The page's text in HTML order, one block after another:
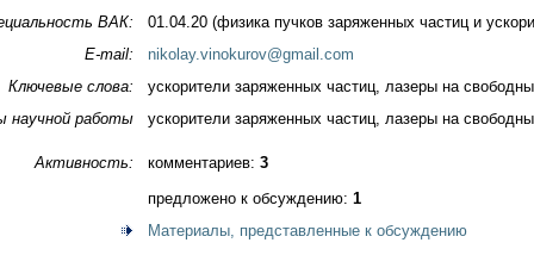
ВАК:
01.04.20 (физика пучков заряженных частиц и
E-mail:
nikolay.vinokurov@gmail.com
Ключевые слова:
ускорители заряженных частиц, лазеры на
научной работы
ускорители заряженных частиц, лазеры на
Активность: комментариев: 3
предложено к обсуждению: 1
Материалы, представленные к обсуждению